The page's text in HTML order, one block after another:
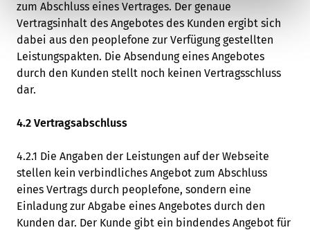
zum Abschluss eines Vertrages. Der genaue
Vertragsinhalt des Angebotes des Kunden ergibt sich
dabei aus den peoplefone zur Verfügung gestellten
Leistungspakten. Die Absendung eines Angebotes
durch den Kunden stellt noch keinen Vertragsschluss
dar.
4.2 Vertragsabschluss
4.2.1 Die Angaben der Leistungen auf der Webseite
stellen kein verbindliches Angebot zum Abschluss
eines Vertrags durch peoplefone, sondern eine
Einladung zur Abgabe eines Angebotes durch den
Kunden dar. Der Kunde gibt ein bindendes Angebot für